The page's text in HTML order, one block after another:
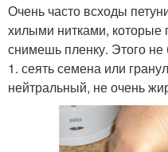
Очень часто всходы
хилыми нитками, которые
снимешь пленку. Этого не
1. сеять семена или
нейтральный, не очень